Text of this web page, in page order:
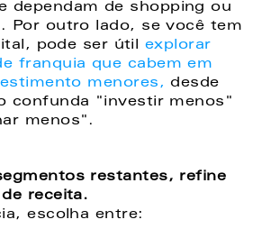
dependam de shopping ou
Por outro lado, se você tem
pode ser útil explorar
franquia que cabem em
menores, desde
confunda "investir menos"
menos".
restantes, refine
receita.
escolha entre: